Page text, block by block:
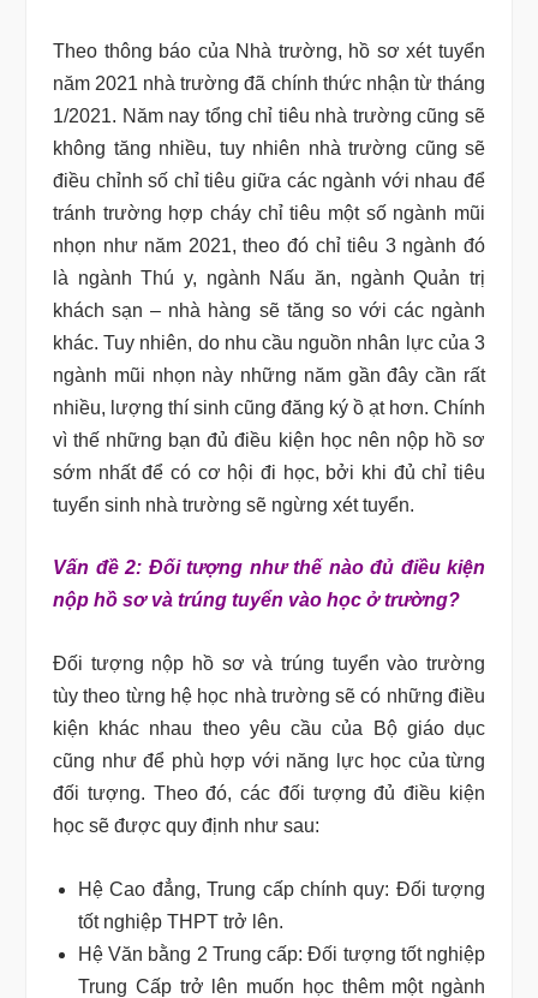
Theo thông báo của Nhà trường, hồ sơ xét tuyển
năm 2021 nhà trường đã chính thức nhận từ tháng
1/2021. Năm nay tổng chỉ tiêu nhà trường cũng sẽ
không tăng nhiều, tuy nhiên nhà trường cũng sẽ
điều chỉnh số chỉ tiêu giữa các ngành với nhau để
tránh trường hợp cháy chỉ tiêu một số ngành mũi
nhọn như năm 2021, theo đó chỉ tiêu 3 ngành đó
là ngành Thú y, ngành Nấu ăn, ngành Quản trị
khách sạn – nhà hàng sẽ tăng so với các ngành
khác. Tuy nhiên, do nhu cầu nguồn nhân lực của 3
ngành mũi nhọn này những năm gần đây cần rất
nhiều, lượng thí sinh cũng đăng ký ồ ạt hơn. Chính
vì thế những bạn đủ điều kiện học nên nộp hồ sơ
sớm nhất để có cơ hội đi học, bởi khi đủ chỉ tiêu
tuyển sinh nhà trường sẽ ngừng xét tuyển.
Vấn đề 2: Đối tượng như thế nào đủ điều kiện
nộp hồ sơ và trúng tuyển vào học ở trường?
Đối tượng nộp hồ sơ và trúng tuyển vào trường
tùy theo từng hệ học nhà trường sẽ có những điều
kiện khác nhau theo yêu cầu của Bộ giáo dục
cũng như để phù hợp với năng lực học của từng
đối tượng. Theo đó, các đối tượng đủ điều kiện
học sẽ được quy định như sau:
Hệ Cao đẳng, Trung cấp chính quy: Đối tượng
tốt nghiệp THPT trở lên.
Hệ Văn bằng 2 Trung cấp: Đối tượng tốt nghiệp
Trung Cấp trở lên muốn học thêm một ngành